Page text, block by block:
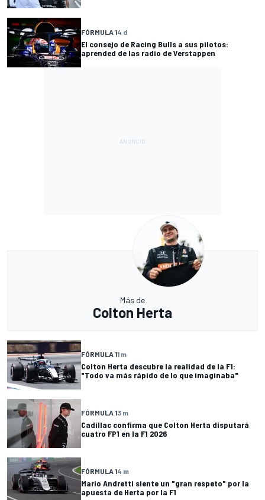
FÓRMULA 14 d
El consejo de Racing Bulls a sus pilotos:
aprended de las radio de Verstappen
Más de
Colton Herta
FÓRMULA 11 m
Colton Herta descubre la realidad de la F1:
"Todo va más rápido de lo que imaginaba"
FÓRMULA 13 m
Cadillac confirma que Colton Herta disputará
cuatro FP1 en la F1 2026
FÓRMULA 14 m
Mario Andretti siente un "gran respeto" por la
apuesta de Herta por la F1